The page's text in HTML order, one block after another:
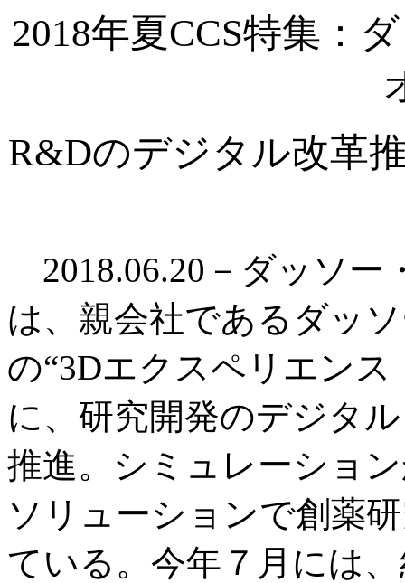
2018年夏CCS特集：
R&Dのデジタル改革
2018.06.20－ダッソー
は、親会社であるダッ
の“3Dエクスペリエン
に、研究開発のデジタ
推進。シミュレーショ
ソリューションで創薬
ている。今年７月には